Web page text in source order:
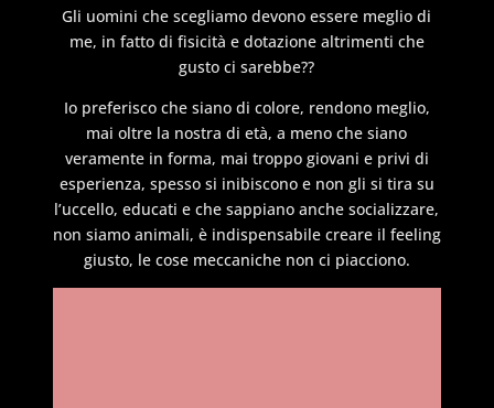
Gli uomini che scegliamo devono essere meglio di
me, in fatto di fisicità e dotazione altrimenti che
gusto ci sarebbe??
Io preferisco che siano di colore, rendono meglio,
mai oltre la nostra di età, a meno che siano
veramente in forma, mai troppo giovani e privi di
esperienza, spesso si inibiscono e non gli si tira su
l’uccello, educati e che sappiano anche socializzare,
non siamo animali, è indispensabile creare il feeling
giusto, le cose meccaniche non ci piacciono.